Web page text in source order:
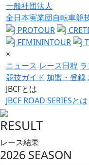
一般社団法人
全日本実業団自転車競
×
ニュース レース日程
競技ガイド 加盟・登録
JBCFとは
JBCF ROAD SERIESとは
RESULT
レース結果
2026 SEASON